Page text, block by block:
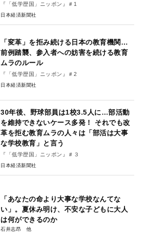
『「低学歴国」ニッポン』＃1
日本経済新聞社
「変革」を拒み続ける日本の教育機関…
前例踏襲、参入者への妨害を続ける教育
ムラのルール
『「低学歴国」ニッポン』＃2
日本経済新聞社
30年後、野球部員は1校3.5人に…部活動
を維持できないケース多発！ それでも改
革を拒む教育ムラの人々は「部活は大事
な学校教育」と言う
『「低学歴国」ニッポン』＃３
日本経済新聞社
「あなたの命より大事な学校なんてな
い」。夏休み明け、不安な子どもに大人
は何ができるのか
石井志昂